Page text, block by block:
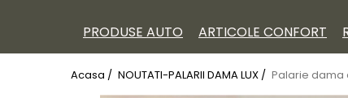
PRODUSE AUTO ARTICOLE CONFORT
Acasa / NOUTATI-PALARII DAMA LUX / Palarie dama